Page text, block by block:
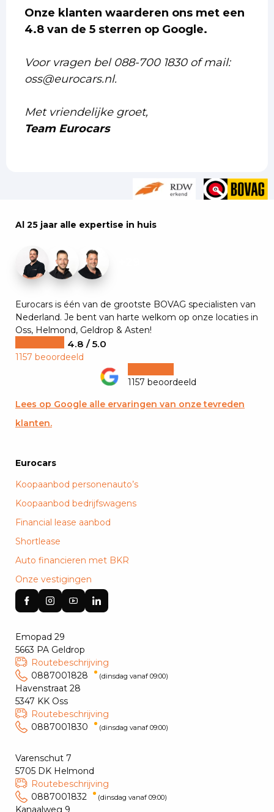
Onze klanten waarderen ons met een
4.8 van de 5 sterren op Google.
Voor vragen bel 088-700 1830 of mail:
oss@eurocars.nl.
Met vriendelijke groet,
Team Eurocars
Al 25 jaar alle expertise in huis
Eurocars is één van de grootste BOVAG specialisten van
Nederland. Je bent van harte welkom op onze locaties in
Oss, Helmond, Geldrop & Asten!
4.8 / 5.0
1157 beoordeeld
1157 beoordeeld
Lees op Google alle ervaringen van onze tevreden
klanten.
Eurocars
Koopaanbod personenauto’s
Koopaanbod bedrijfswagens
Financial lease aanbod
Shortlease
Auto financieren met BKR
Onze vestigingen
Emopad 29
5663 PA Geldrop
Routebeschrijving
0887001828
(dinsdag vanaf 09:00)
Havenstraat 28
5347 KK Oss
Routebeschrijving
0887001830
(dinsdag vanaf 09:00)
Varenschut 7
5705 DK Helmond
Routebeschrijving
0887001832
(dinsdag vanaf 09:00)
Kanaalweg 9